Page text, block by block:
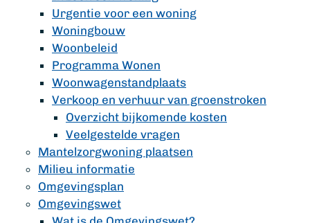
Urgentie voor een woning
Woningbouw
Woonbeleid
Programma Wonen
Woonwagenstandplaats
Verkoop en verhuur van groenstroken
Overzicht bijkomende kosten
Veelgestelde vragen
Mantelzorgwoning plaatsen
Milieu informatie
Omgevingsplan
Omgevingswet